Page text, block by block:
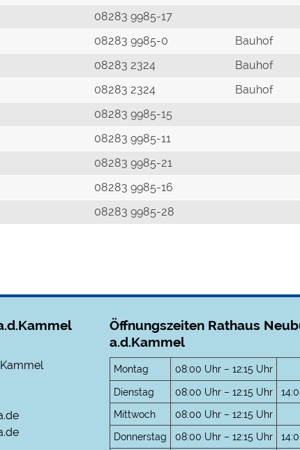
08283 9985-17
08283 9985-0 Bauhof
08283 2324 Bauhof
08283 2324 Bauhof
08283 9985-15
08283 9985-11
08283 9985-21
08283 9985-16
08283 9985-28
Öffnungszeiten Rathaus
a.d.Kammel
Montag 08:00 Uhr – 12:15 Uhr
Dienstag
08:00 Uhr – 12:15 Uhr
Mittwoch
08:00 Uhr – 12:15 Uhr
Donnerstag
08:00 Uhr – 12:15 Uhr